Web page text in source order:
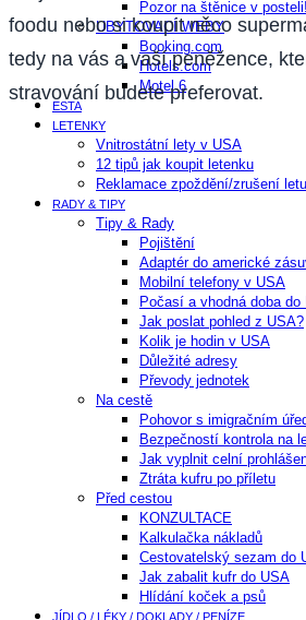
Pozor na štěnice v posteli!
UBYTOVACÍ WEBY
Booking.com
Hotels.com
Motel 6
ESTA
LETENKY
Vnitrostátní lety v USA
12 tipů jak koupit letenku
Reklamace zpoždění/zrušení letu
RADY & TIPY
Tipy & Rady
Pojištění
Adaptér do americké
Mobilní telefony v USA
Počasí a vhodná doba do
Jak poslat pohled z USA?
Kolik je hodin v USA
Důležité adresy
Převody jednotek
Na cestě
Pohovor s imigračním
Bezpečností kontrola na
Jak vyplnit celní
Ztráta kufru po příletu
Před cestou
KONZULTACE
Kalkulačka nákladů
Cestovatelský sezam do
Jak zabalit kufr do USA
Hlídání koček a psů
JÍDLO / LÉKY / DOKLADY / PENÍZE
foodu nebo si koupit něco
tedy na vás a vaší peněžence,
stravování budete preferovat.